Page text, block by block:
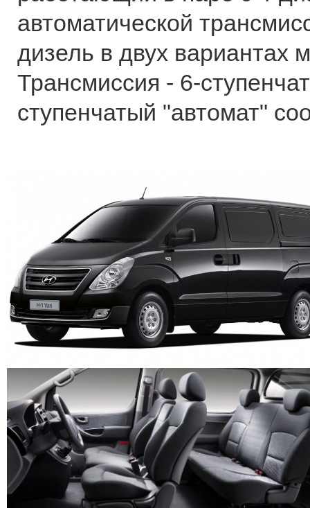
автоматической
дизель в двух вариантах
Трансмиссия - 6-
ступенчатый "автомат"